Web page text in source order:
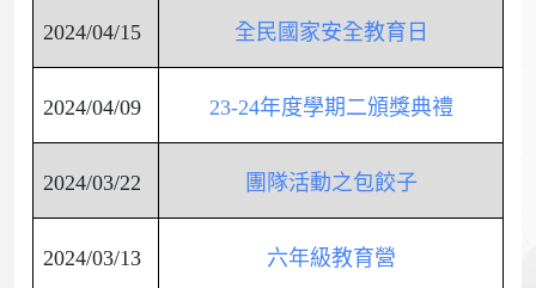
2024/04/15 全民國家安全教育日
2024/04/09 23-24年度學期二頒獎典禮
2024/03/22 團隊活動之包餃子
2024/03/13 六年級教育營